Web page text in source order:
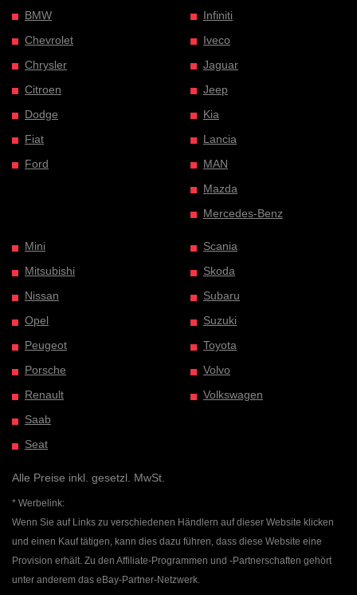
BMW
Chevrolet
Chrysler
Citroen
Dodge
Fiat
Ford
Infiniti
Iveco
Jaguar
Jeep
Kia
Lancia
MAN
Mazda
Mercedes-Benz
Mini
Mitsubishi
Nissan
Opel
Peugeot
Porsche
Renault
Saab
Seat
Scania
Skoda
Subaru
Suzuki
Toyota
Volvo
Volkswagen
Alle Preise inkl. gesetzl. MwSt.
* Werbelink:
Wenn Sie auf Links zu verschiedenen Händlern auf dieser Website klicken
und einen Kauf tätigen, kann dies dazu führen, dass diese Website eine
Provision erhält. Zu den Affiliate-Programmen und -Partnerschaften gehört
unter anderem das eBay-Partner-Netzwerk.